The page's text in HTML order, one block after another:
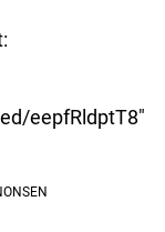
eepfRldptT8″